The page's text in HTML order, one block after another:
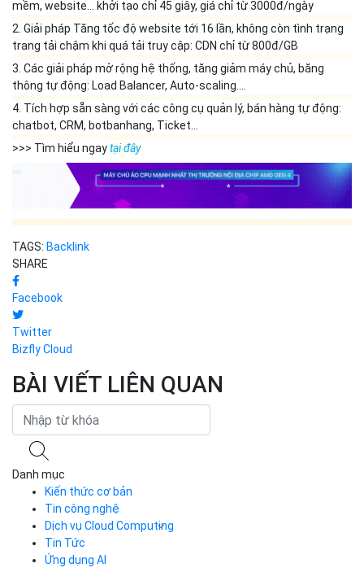
mềm, website... khởi tạo chỉ 45 giây, giá chỉ từ 3000đ/ngày
2. Giải pháp Tăng tốc độ website tới 16 lần, không còn tình trạng
trang tải chậm khi quá tải truy cập: CDN chỉ từ 800đ/GB
3. Các giải pháp mở rộng hệ thống, tăng giảm máy chủ, băng
thông tự động: Load Balancer, Auto-scaling....
4. Tích hợp sẵn sàng với các công cụ quản lý, bán hàng tự động:
chatbot, CRM, botbanhang, Ticket...
>>> Tìm hiểu ngaytại đây
TAGS: Backlink
SHARE
Facebook
Twitter
Bizfly Cloud
BÀI VIẾT LIÊN QUAN
Danh mục
Kiến thức cơ bản
Tin công nghệ
Dịch vụ Cloud Computing
Cloud Server
CDN
Tin Tức
Ứng dụng AI